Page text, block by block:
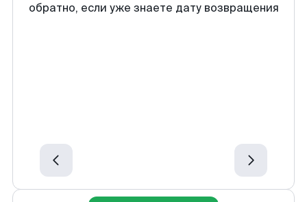
обратно, если уже знаете дату возвращения